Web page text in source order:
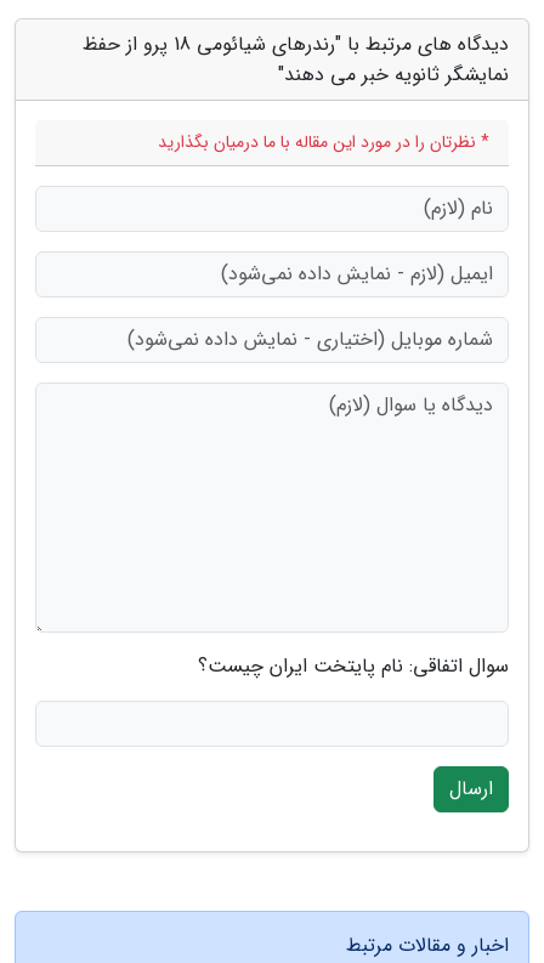
دیدگاه های مرتبط با "رندرهای شیائومی 18 پرو از حفظ
نمایشگر ثانویه خبر می دهند"
* نظرتان را در مورد این مقاله با ما درمیان بگذارید
سوال اتفاقی: نام پایتخت ایران چیست؟
ارسال
اخبار و مقالات مرتبط